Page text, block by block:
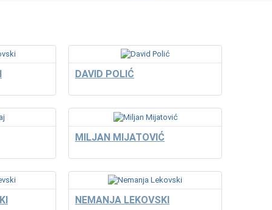
DAVID POLIĆ
MILJAN MIJATOVIĆ
NEMANJA LEKOVSKI